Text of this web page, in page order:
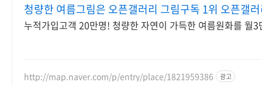
청량한 여름그림은 오픈갤러리 그림구독 1위 오픈갤
누적가입고객 20만명! 청량한 자연이 가득한 여름원화를 월
http://map.naver.com/p/entry/place/1821959386 광고